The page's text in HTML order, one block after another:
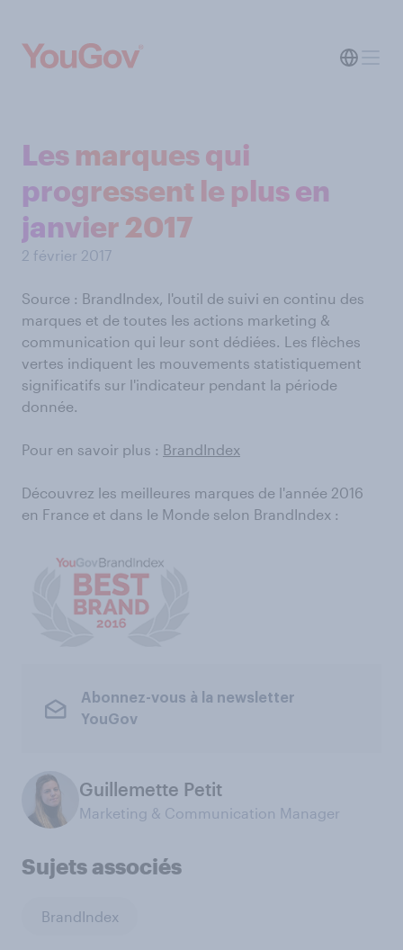
Les marques qui
progressent le plus en
janvier 2017
2 février 2017
Source : BrandIndex, l'outil de suivi en continu des
marques et de toutes les actions marketing &
communication qui leur sont dédiées. Les flèches
vertes indiquent les mouvements statistiquement
significatifs sur l'indicateur pendant la période
donnée.
Pour en savoir plus : BrandIndex
Découvrez les meilleures marques de l'année 2016
en France et dans le Monde selon BrandIndex :
Abonnez-vous à la newsletter
YouGov
Guillemette Petit
Marketing & Communication Manager
Sujets associés
BrandIndex